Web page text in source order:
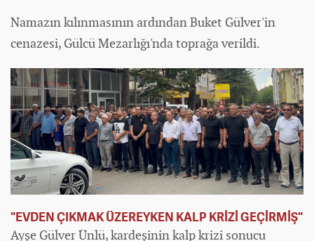
Namazın kılınmasının ardından Buket Gülver'in
cenazesi, Gülcü Mezarlığı'nda toprağa verildi.
"EVDEN ÇIKMAK ÜZEREYKEN KALP KRİZİ GEÇİRMİŞ"
Ayşe Gülver Ünlü, kardeşinin kalp krizi sonucu